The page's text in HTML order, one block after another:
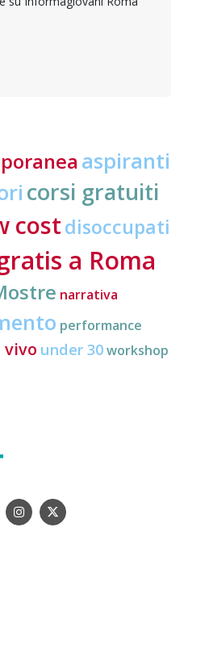
aspiranti
corsi gratuiti
costdisoccupati
a Roma
narrativa
performance
vivo under 30workshop